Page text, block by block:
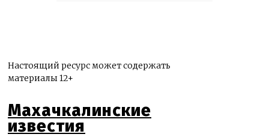
Настоящий ресурс может содержать
материалы 12+
Махачкалинские
известия